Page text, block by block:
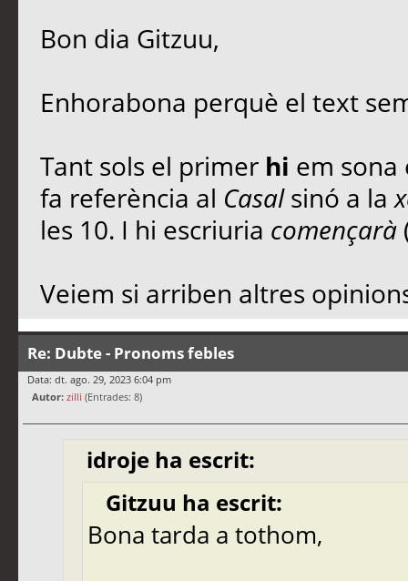
Bon dia Gitzuu,
Enhorabona perquè el text
Tant sols el primer hi em
fa referència al Casalsinó a la
les 10. I hi escriuria començarà
Veiem si arriben altres
Re: Dubte - Pronoms febles
Data: dt. ago. 29, 2023 6:04 pm
Autor: zilli (Entrades: 8)
idroje ha escrit:
Gitzuu ha escrit:
Bona tarda a tothom,